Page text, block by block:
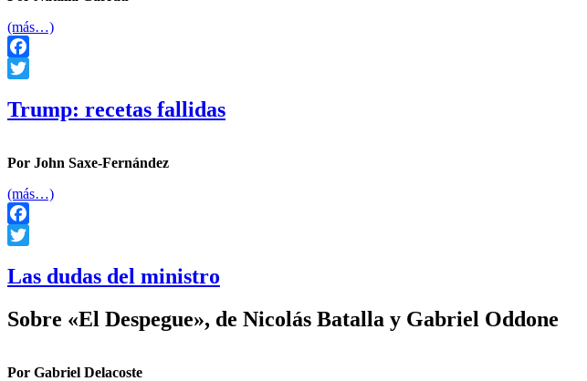
(más…)
Facebook
Trump: recetas fallidas
Por John Saxe-Fernández
(más…)
Facebook
Las dudas del ministro
Sobre «El Despegue», de Nicolás Batalla y Gabriel Oddone
Por Gabriel Delacoste